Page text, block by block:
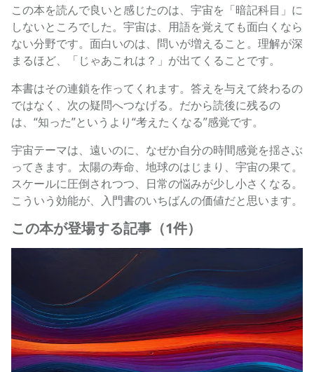
この本を読んで良いと感じたのは、宇宙を「暗記科目」に
しないところでした。宇宙は、用語を覚えても面白くなら
ない分野です。面白いのは、問いが増えること。理解が深
まるほど、「じゃあこれは？」が出てくることです。
本書はその連鎖を作ってくれます。答えを与えて終わるの
ではなく、次の疑問へつなげる。だから読後に残るの
は、“知った”というより“考えたくなる”感覚です。
宇宙テーマは、遠いのに、なぜか自分の時間感覚を揺さぶ
ってきます。太陽の寿命、地球のはじまり、宇宙の果て。
スケールに圧倒されつつ、日常の悩みが少し小さくなる。
こういう効能が、入門書のいちばんの価値だと思います。
この本が登場する記事（1件）